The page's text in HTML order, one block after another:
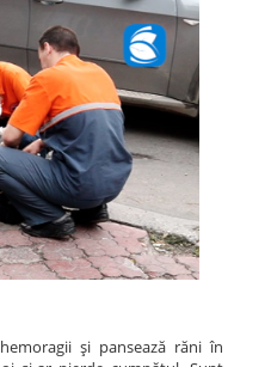
şi pansează răni în